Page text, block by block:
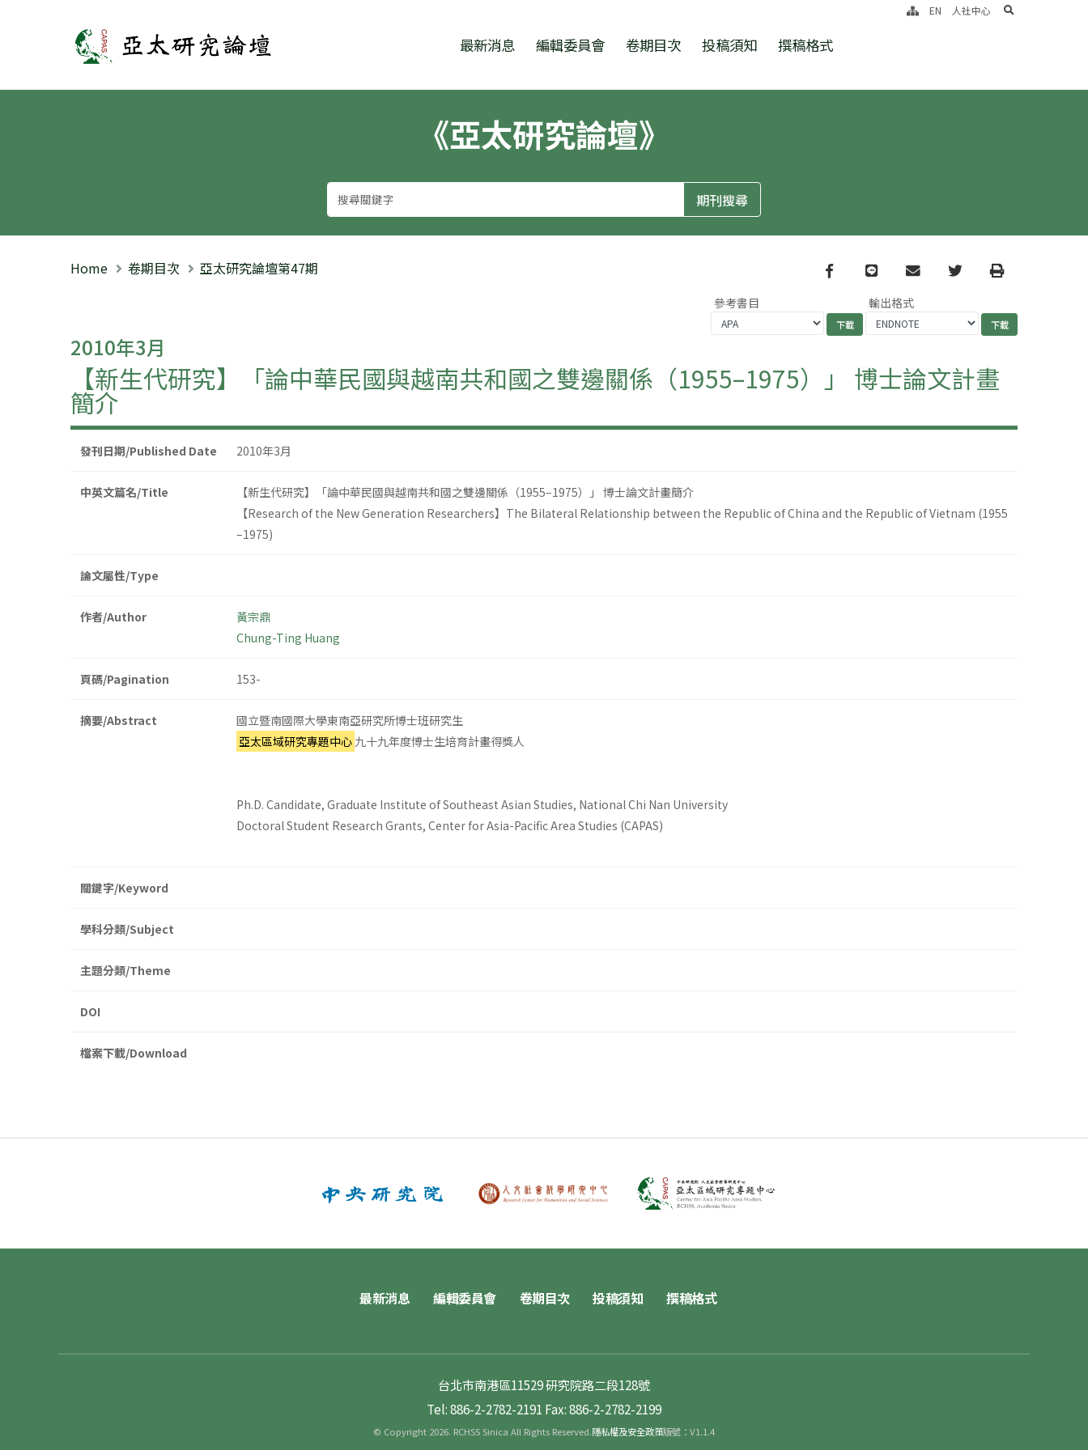
亞太研究論壇 最新消息 編輯委員會 卷期目次 投稿須知 撰稿格式
EN 人社中心 search
《亞太研究論壇》
Home 卷期目次 亞太研究論壇第47期 Facebook
line email TwitterPrint
參考書目 輸出格式
2010年3月
【新生代研究】「論中華民國與越南共和國之雙邊關係（1955–1975）」 博士論文計畫
簡介
發刊日期/Published Date 2010年3月
中英文篇名/Title
【新生代研究】「論中華民國與越南共和國之雙邊關係（1955–1975）」 博士論文計畫簡介
【Research of the New Generation Researchers】The Bilateral Relationship between the Republic of China and the Republic of Vietnam (1955
–1975)
論文屬性/Type
作者/Author
黃宗鼎
Chung-Ting Huang
頁碼/Pagination 153-
摘要/Abstract
國立暨南國際大學東南亞研究所博士班研究生
亞太區域研究專題中心 九十九年度博士生培育計畫得獎人
Ph.D. Candidate, Graduate Institute of Southeast Asian Studies, National Chi Nan University
Doctoral Student Research Grants, Center for Asia-Pacific Area Studies (CAPAS)
關鍵字/Keyword
學科分類/Subject
主題分類/Theme
DOI
檔案下載/Download
最新消息 編輯委員會 卷期目次 投稿須知 撰稿格式
台北市南港區11529 研究院路二段128號
Tel: 886-2-2782-2191 Fax: 886-2-2782-2199
© Copyright 2026. RCHSS Sinica All Rights Reserved.隱私權及安全政策版號：V1.1.4